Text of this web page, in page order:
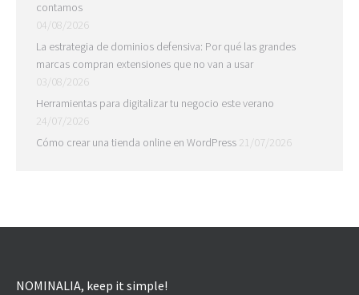
contamos
04/08/2026
La estrategia de dominios defensiva: Por qué las grandes
marcas compran extensiones que no van a usar
03/08/2026
Herramientas para digitalizar tu negocio este verano
24/07/2026
Cómo crear una tienda online en WordPress 21/07/2026
NOMINALIA, keep it simple!